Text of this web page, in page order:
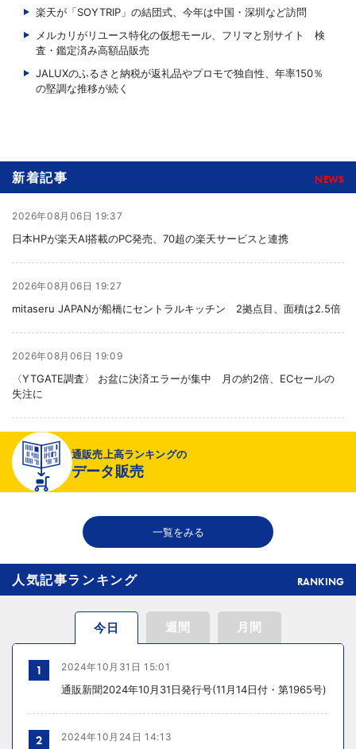
楽天が「SOYTRIP」の結団式、今年は中国・深圳など訪問
メルカリがリユース特化の仮想モール、フリマと別サイト 検
査・鑑定済み高額品販売
JALUXのふるさと納税が返礼品やプロモで独自性、年率150％
の堅調な推移が続く
新着記事 NEWS
2026年08月06日 19:37
日本HPが楽天AI搭載のPC発売、70超の楽天サービスと連携
2026年08月06日 19:27
mitaseru JAPANが船橋にセントラルキッチン 2拠点目、面積は2.5倍
2026年08月06日 19:09
〈YTGATE調査〉 お盆に決済エラーが集中 月の約2倍、ECセールの
失注に
2026年08月06日 19:01
〈注目企業のEC戦略〉 イズミセが豊富な品揃えで差別化、酒類ECでモ
ール軸に50店展開
2026年08月06日 18:50
THE RICHが149の温浴施設で広告、都内29店舗で製品導入
通販売上高ランキングの
データ販売
一覧をみる
人気記事ランキング RANKING
今日 週間 月間
1 2024年10月31日 15:01
通販新聞2024年10月31日発行号(11月14日付・第1965号)
2 2024年10月24日 14:13